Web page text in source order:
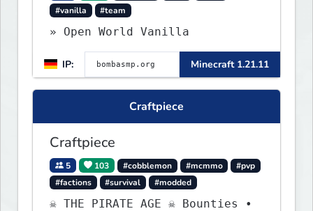
#vanilla
#team
» Open World Vanilla
IP: Minecraft 1.21.11
Craftpiece
Craftpiece
5 103 #cobblemon #mcmmo
#pvp
#factions
#survival #modded
☠ THE PIRATE AGE ☠ Bounties •